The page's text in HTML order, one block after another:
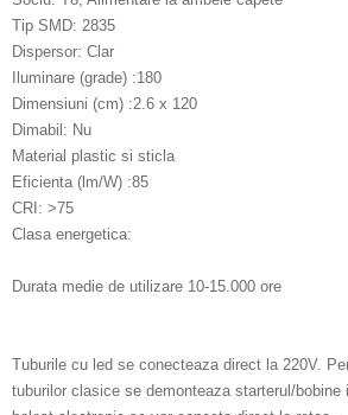
Tip SMD: 2835
Dispersor: Clar
Iluminare (grade) :180
Dimensiuni (cm) :2.6 x 120
Dimabil: Nu
Material plastic si sticla
Eficienta (lm/W) :85
CRI: >75
Clasa energetica:
Durata medie de utilizare 10-15.000 ore
Tuburile cu led se conecteaza direct la 220V.
tuburilor clasice se demonteaza starterul/bobine